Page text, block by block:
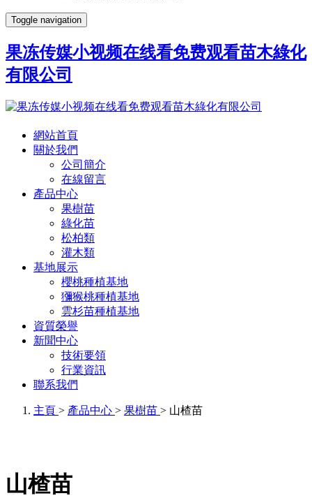
Toggle navigation
果冻传媒小视频在线看免费观看苗木綠化
有限公司
網站首頁
關於我們
公司簡介
在線留言
產品中心
果樹苗
綠化苗
松柏類
灌木類
基地展示
櫻桃種植基地
獼猴桃種植基地
雲杉苗種植基地
資質榮譽
新聞中心
技術要領
行業資訊
聯系我們
主頁 > 產品中心 > 果樹苗 > 山楂苗
山楂苗